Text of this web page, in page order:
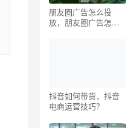
朋友圈广告怎么投
放，朋友圈广告怎么
抖音如何带货，抖音
电商运营技巧？